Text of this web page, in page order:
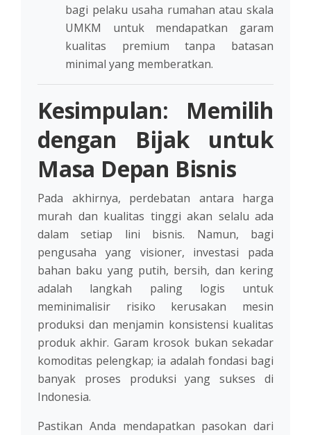
bagi pelaku usaha rumahan atau skala
UMKM untuk mendapatkan garam
kualitas premium tanpa batasan
minimal yang memberatkan.
Kesimpulan: Memilih
dengan Bijak untuk
Masa Depan Bisnis
Pada akhirnya, perdebatan antara harga
murah dan kualitas tinggi akan selalu ada
dalam setiap lini bisnis. Namun, bagi
pengusaha yang visioner, investasi pada
bahan baku yang putih, bersih, dan kering
adalah langkah paling logis untuk
meminimalisir risiko kerusakan mesin
produksi dan menjamin konsistensi kualitas
produk akhir. Garam krosok bukan sekadar
komoditas pelengkap; ia adalah fondasi bagi
banyak proses produksi yang sukses di
Indonesia.
Pastikan Anda mendapatkan pasokan dari